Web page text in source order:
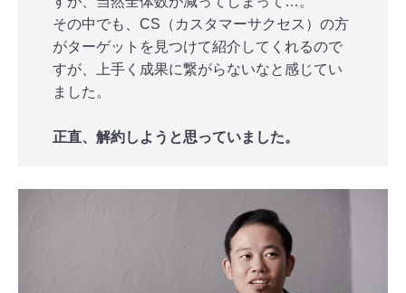
その中でも、CS（カスタマーサクセス）の方
がターゲットを見つけて紹介してくれるので
すが、上手く成果に繋がらないなと感じてい
ました。
正直、解約しようと思っていました。